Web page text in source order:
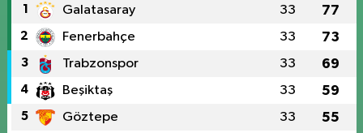
1 Galatasaray 33 77
2 Fenerbahçe 33 73
3 Trabzonspor 33 69
4 Beşiktaş 33 59
5 Göztepe 33 55